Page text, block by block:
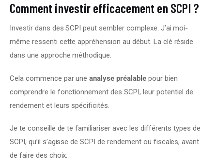
Comment investir efficacement en SCPI ?
Investir dans des SCPI peut sembler complexe. J’ai moi-
même ressenti cette appréhension au début. La clé réside
dans une approche méthodique.
Cela commence par une analyse préalable pour bien
comprendre le fonctionnement des SCPI, leur potentiel de
rendement et leurs spécificités.
Je te conseille de te familiariser avec les différents types de
SCPI, qu’il s’agisse de SCPI de rendement ou fiscales, avant
de faire des choix.